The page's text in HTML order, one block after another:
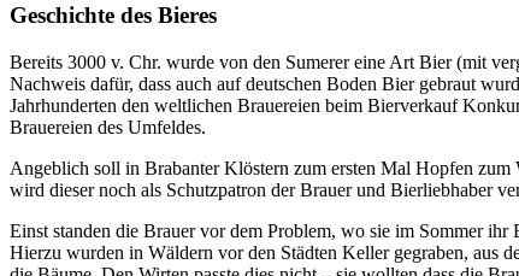
Geschichte des Bieres
Bereits 3000 v. Chr. wurde von den Sumerer eine Art Bier (mit
Nachweis dafür, dass auch auf deutschen Boden Bier gebraut
Jahrhunderten den weltlichen Brauereien beim Bierverkauf
Brauereien des Umfeldes.
Angeblich soll in Brabanter Klöstern zum ersten Mal Hopfen zum
wird dieser noch als Schutzpatron der Brauer und Bierliebhaber
Einst standen die Brauer vor dem Problem, wo sie im Sommer
Hierzu wurden in Wäldern vor den Städten Keller gegraben, aus